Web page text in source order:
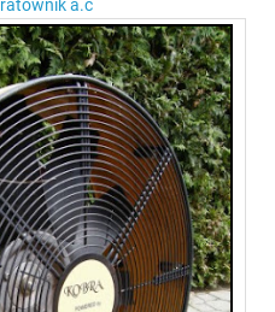
ratownik a.c